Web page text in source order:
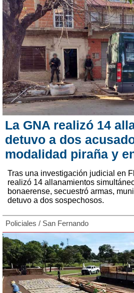
La GNA realizó 14
detuvo a dos
modalidad piraña y
Tras una investigación judicial en
realizó 14 allanamientos
bonaerense, secuestró armas,
detuvo a dos sospechosos.
Policiales / San Fernando